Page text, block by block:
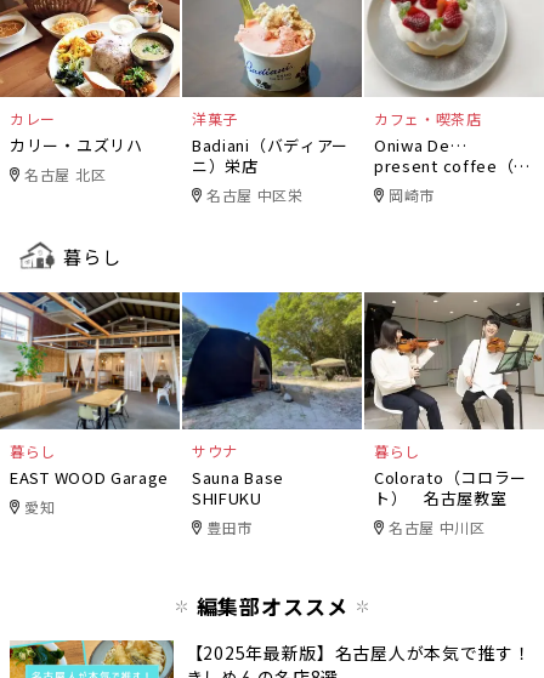
カレー
カリー・ユズリハ
名古屋 北区
洋菓子
Badiani（バディアー
ニ）栄店
名古屋 中区栄
カフェ・喫茶店
Oniwa De…
present coffee（オ
ニワデ）
岡崎市
暮らし
暮らし
EAST WOOD Garage
愛知
サウナ
Sauna Base
SHIFUKU
豊田市
暮らし
Colorato（コロラー
ト） 名古屋教室
名古屋 中川区
編集部オススメ
【2025年最新版】名古屋人が本気で推す！